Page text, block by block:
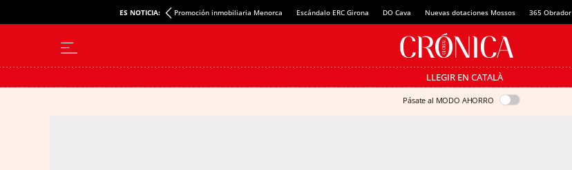
ES NOTICIA: Promoción inmobiliaria Menorca Escándalo ERC Girona DO Cava Nuevas dotaciones Mossos 365 Obrador
LLEGIR EN CATALÀ
Pásate al MODO AHORRO